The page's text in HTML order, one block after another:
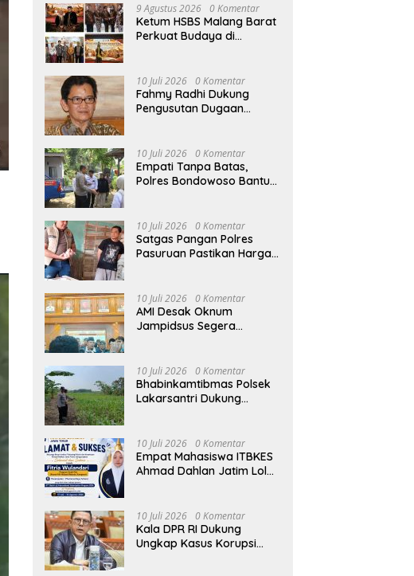
9 Agustus 2026 0 Komentar
Ketum HSBS Malang Barat
Perkuat Budaya di
10 Juli 2026 0 Komentar
Fahmy Radhi Dukung
Pengusutan Dugaan
bagi Pelanggar
10 Juli 2026 0 Komentar
Empati Tanpa Batas,
Polres Bondowoso Bantu
10 Juli 2026 0 Komentar
Satgas Pangan Polres
Pasuruan Pastikan Harga
10 Juli 2026 0 Komentar
AMI Desak Oknum
Jampidsus Segera
Hukum
10 Juli 2026 0 Komentar
Bhabinkamtibmas Polsek
Lakarsantri Dukung
Ketahanan Pangan
Surabaya
10 Juli 2026 0 Komentar
Empat Mahasiswa ITBKES
Ahmad Dahlan Jatim Lolos
Nama Indonesia di Kancah
Global
10 Juli 2026 0 Komentar
Kala DPR RI Dukung
Ungkap Kasus Korupsi